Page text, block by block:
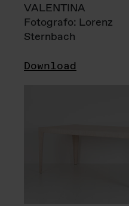
VALENTINA
Fotografo: Lorenz
Sternbach
Download